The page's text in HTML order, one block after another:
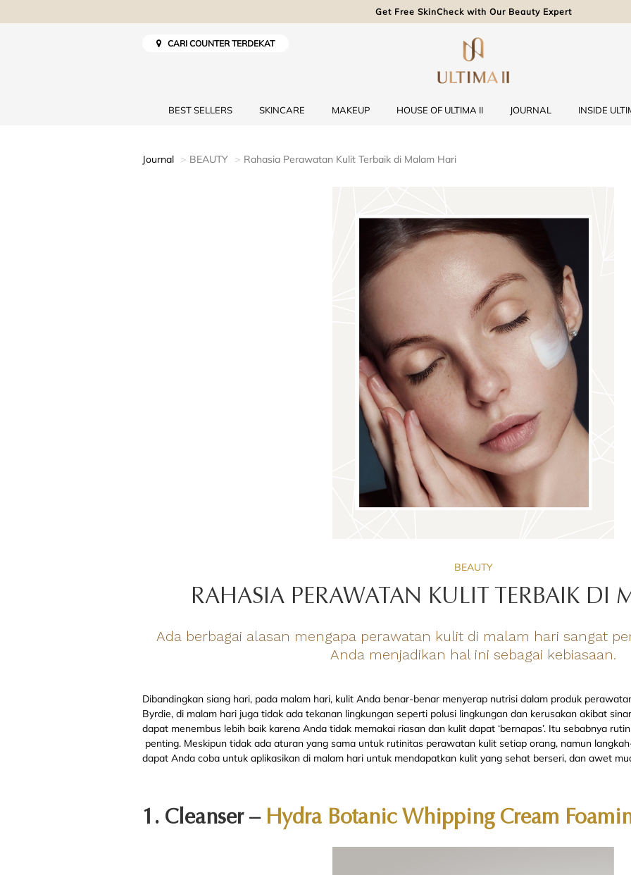
Get Free SkinCheck with Our Beauty Expert
CARI COUNTER TERDEKAT
BEST SELLERS SKINCARE MAKEUP HOUSE OF ULTIMA II JOURNAL INSIDE
Journal BEAUTY Rahasia Perawatan Kulit Terbaik di Malam Hari
BEAUTY
RAHASIA PERAWATAN KULIT TERBAIK DI
Ada berbagai alasan mengapa perawatan kulit di malam hari sangat
Anda menjadikan hal ini sebagai kebiasaan.
Dibandingkan siang hari, pada malam hari, kulit Anda benar-benar menyerap nutrisi dalam produk
Byrdie, di malam hari juga tidak ada tekanan lingkungan seperti polusi lingkungan dan kerusakan akibat
dapat menembus lebih baik karena Anda tidak memakai riasan dan kulit dapat ‘bernapas’. Itu sebabnya
penting. Meskipun tidak ada aturan yang sama untuk rutinitas perawatan kulit setiap orang, namun
dapat Anda coba untuk aplikasikan di malam hari untuk mendapatkan kulit yang sehat berseri, dan awet
1. Cleanser – Hydra Botanic Whipping Cream